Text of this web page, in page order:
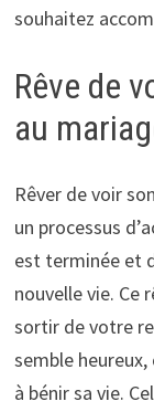
souhaitez
Rêve de
au
Rêver de voir
un processus
est terminée et
nouvelle vie. Ce
sortir de votre
semble
à bénir sa vie.